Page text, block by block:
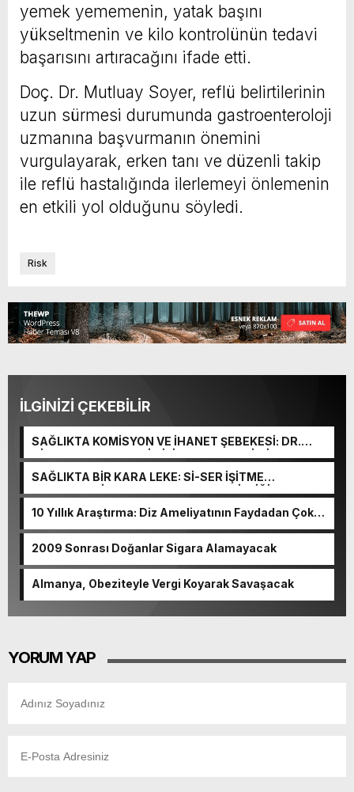
yemek yememenin, yatak başını
yükseltmenin ve kilo kontrolünün tedavi
başarısını artıracağını ifade etti.
Doç. Dr. Mutluay Soyer, reflü belirtilerinin
uzun sürmesi durumunda gastroenteroloji
uzmanına başvurmanın önemini
vurgulayarak, erken tanı ve düzenli takip
ile reflü hastalığında ilerlemeyi önlemenin
en etkili yol olduğunu söyledi.
Risk
İLGİNİZİ ÇEKEBİLİR
SAĞLIKTA KOMİSYON VE İHANET ŞEBEKESİ: DR.
NİHAT URUÇ VE SEMİH İŞİTME MERKEZİ’NİN SGK
VURGUNU!
SAĞLIKTA BİR KARA LEKE: Sİ-SER İŞİTME
MERKEZLERİ VE MODERN UMUT TACİRLİĞİ
10 Yıllık Araştırma: Diz Ameliyatının Faydadan Çok
2009 Sonrası Doğanlar Sigara Alamayacak
Almanya, Obeziteyle Vergi Koyarak Savaşacak
YORUM YAP